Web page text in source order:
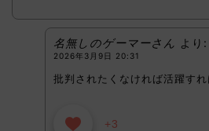
名無しのゲーマーさん より:
2026年3月9日 20:31
批判されたくなければ活躍す
+3